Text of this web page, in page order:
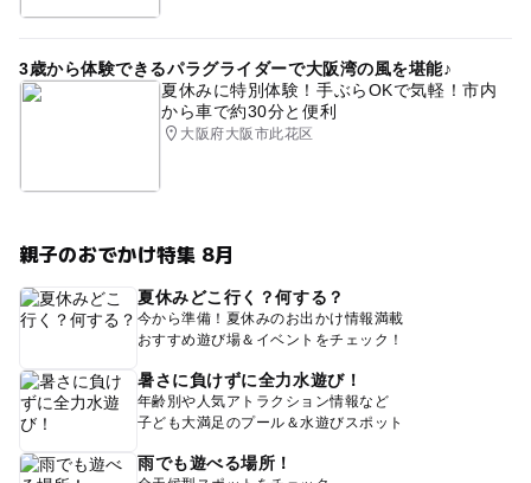
3歳から体験できるパラグライダーで大阪湾の風を堪能♪
夏休みに特別体験！手ぶらOKで気軽！市内
から車で約30分と便利
大阪府大阪市此花区
親子のおでかけ特集 8月
夏休みどこ行く？何する？
今から準備！夏休みのお出かけ情報満載
おすすめ遊び場＆イベントをチェック！
暑さに負けずに全力水遊び！
年齢別や人気アトラクション情報など
子ども大満足のプール＆水遊びスポット
雨でも遊べる場所！